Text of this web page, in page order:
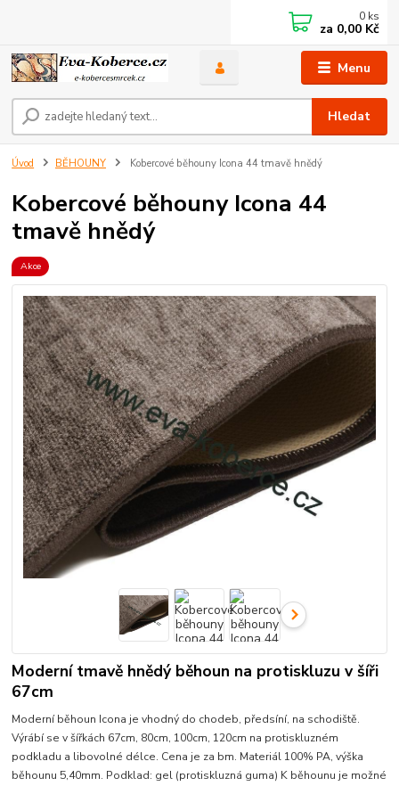
Menu
Hledat
0 ks
za 0,00 Kč
Úvod BĚHOUNY Kobercové běhouny Icona 44 tmavě hnědý
Kobercové běhouny Icona 44
tmavě hnědý
Akce
Moderní tmavě hnědý běhoun na protiskluzu v šíři
67cm
Moderní běhoun Icona je vhodný do chodeb, předsíní, na schodiště.
Výrábí se v šířkách 67cm, 80cm, 100cm, 120cm na protiskluzném
podkladu a libovolné délce. Cena je za bm. Materiál 100% PA, výška
běhounu 5,40mm. Podklad: gel (protiskluzná guma) K běhounu je možné